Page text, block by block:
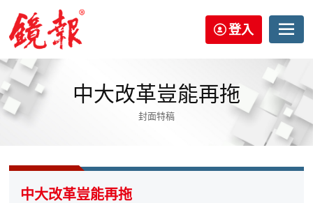
登入
中大改革豈能再拖
封面特稿
中大改革豈能再拖